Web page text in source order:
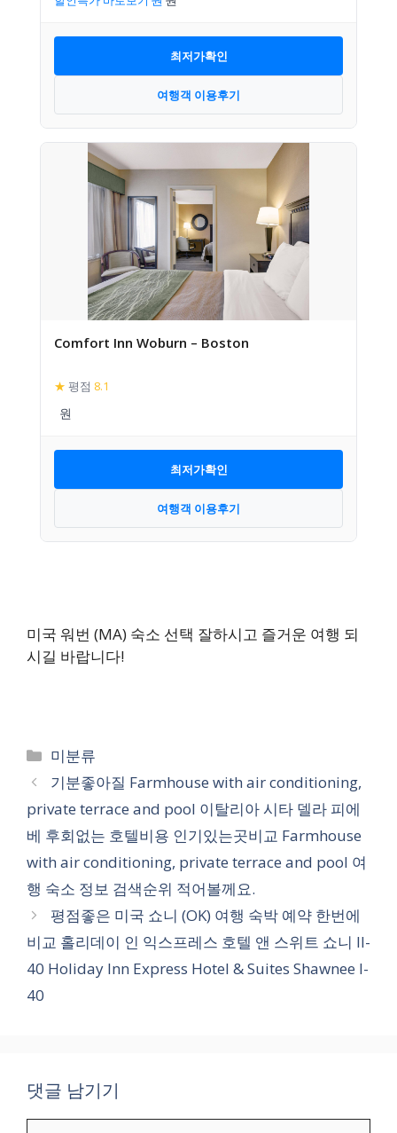
최저가확인
여행객 이용후기
Comfort Inn Woburn – Boston
★ 평점 8.1
최저가확인
여행객 이용후기
미국 워번 (MA) 숙소 선택 잘하시고 즐거운 여행 되
시길 바랍니다!
카
테
고
리
미분류
기분좋아질 Farmhouse with air conditioning,
private terrace and pool 이탈리아 시타 델라 피에
베 후회없는 호텔비용 인기있는곳비교 Farmhouse
with air conditioning, private terrace and pool 여
행 숙소 정보 검색순위 적어볼께요.
평점좋은 미국 쇼니 (OK) 여행 숙박 예약 한번에
비교 홀리데이 인 익스프레스 호텔 앤 스위트 쇼니 II-
40 Holiday Inn Express Hotel & Suites Shawnee I-
40
댓글 남기기